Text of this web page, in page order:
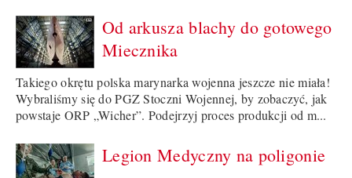
Od arkusza blachy do gotowego
Miecznika
Takiego okrętu polska marynarka wojenna jeszcze nie miała!
Wybraliśmy się do PGZ Stoczni Wojennej, by zobaczyć, jak
powstaje ORP „Wicher”. Podejrzyj proces produkcji od m...
Legion Medyczny na poligonie